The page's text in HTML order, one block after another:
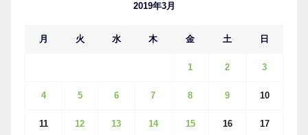
2019年3月
月 火 水 木 金 土 日
1 2 3
4 5 6 7 8 9 10
11 12 13 14 15 16 17